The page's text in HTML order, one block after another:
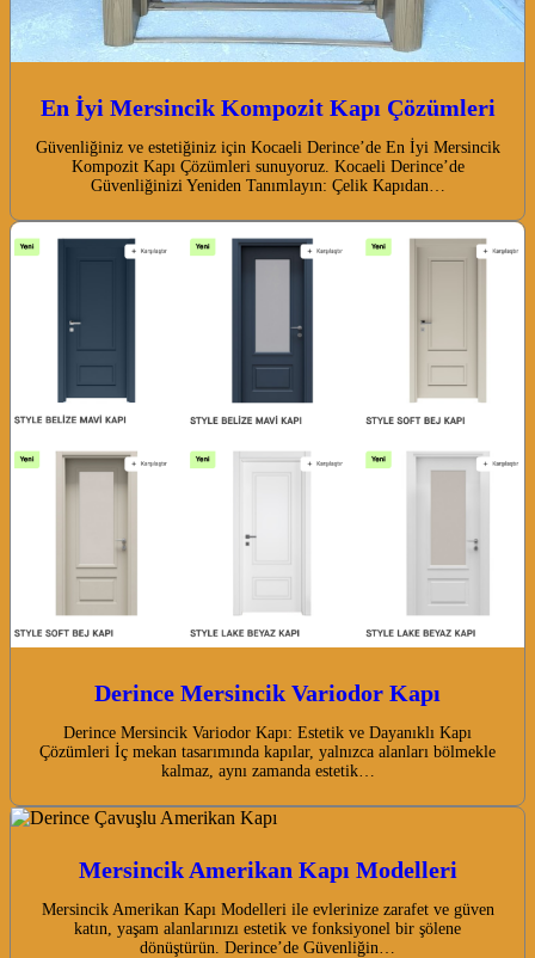
En İyi Mersincik Kompozit Kapı Çözümleri
Güvenliğiniz ve estetiğiniz için Kocaeli Derince’de En İyi Mersincik
Kompozit Kapı Çözümleri sunuyoruz. Kocaeli Derince’de
Güvenliğinizi Yeniden Tanımlayın: Çelik Kapıdan…
Derince Mersincik Variodor Kapı
Derince Mersincik Variodor Kapı: Estetik ve Dayanıklı Kapı
Çözümleri İç mekan tasarımında kapılar, yalnızca alanları bölmekle
kalmaz, aynı zamanda estetik…
Mersincik Amerikan Kapı Modelleri
Mersincik Amerikan Kapı Modelleri ile evlerinize zarafet ve güven
katın, yaşam alanlarınızı estetik ve fonksiyonel bir şölene
dönüştürün. Derince’de Güvenliğin…